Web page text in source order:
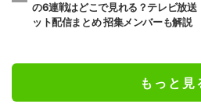
の6連戦はどこで見れる？テレビ放送
ット配信まとめ 招集メンバーも解説
もっと見